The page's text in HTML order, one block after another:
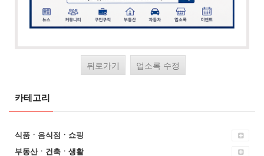
뒤로가기 업소록 수정
카테고리
식품ㆍ음식점ㆍ쇼핑
부동산ㆍ건축ㆍ생활